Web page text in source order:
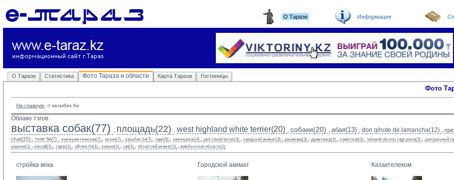
О Таразе Информация
О Таразе Статистика Фото Тараза и области Карта Тараза Гостиницы
Фото
На главную -> казыбек би
Облако тэгов
выставка собак(77) , площадь(22) , west highland white terrier(20) , собаки(20) , абая(13) , don qihote de lamancha(12) ,
chat(10) , толе би(7) , коммунистическая(7) , аллея(7) , казыбек би(7) , парк(6) , химпоселок(4) , jack russel terrier(3) , городской акимат(3) , рахимова(3) , драмтеатр(3) , советская(3) , leonardo da vinci rags puma(3) , центральный
ущелье(1) , коксай(1) , тараз(1) , айтеке би(1) , каньон(1) , гаи(1) , областной акимат(1) , жамбылская область(1)
стройка века Городской акимат Казактелеком